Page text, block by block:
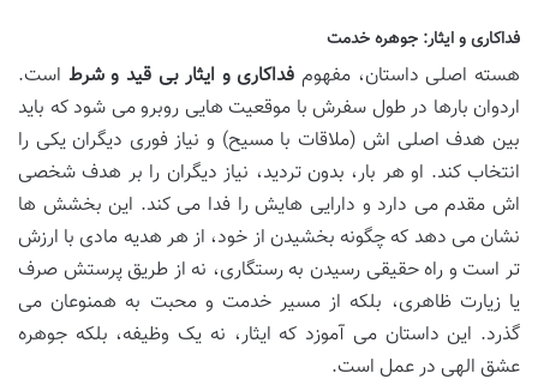
فداکاری و ایثار: جوهره خدمت
هسته اصلی داستان، مفهوم فداکاری و ایثار بی قید و شرط است.
اردوان بارها در طول سفرش با موقعیت هایی روبرو می شود که باید
بین هدف اصلی اش (ملاقات با مسیح) و نیاز فوری دیگران یکی را
انتخاب کند. او هر بار، بدون تردید، نیاز دیگران را بر هدف شخصی
اش مقدم می دارد و دارایی هایش را فدا می کند. این بخشش ها
نشان می دهد که چگونه بخشیدن از خود، از هر هدیه مادی با ارزش
تر است و راه حقیقی رسیدن به رستگاری، نه از طریق پرستش صرف
یا زیارت ظاهری، بلکه از مسیر خدمت و محبت به همنوعان می
گذرد. این داستان می آموزد که ایثار، نه یک وظیفه، بلکه جوهره
عشق الهی در عمل است.